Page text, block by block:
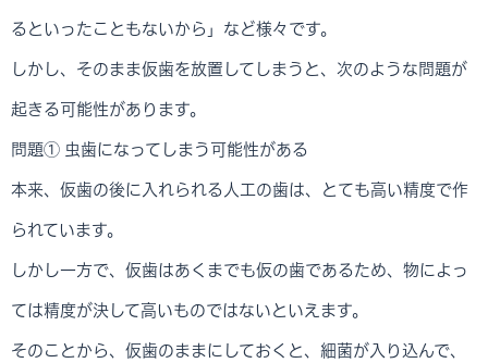
るといったこともないから」など様々です。
しかし、そのまま仮歯を放置してしまうと、次のような問題が
起きる可能性があります。
問題① 虫歯になってしまう可能性がある
本来、仮歯の後に入れられる人工の歯は、とても高い精度で作
られています。
しかし一方で、仮歯はあくまでも仮の歯であるため、物によっ
ては精度が決して高いものではないといえます。
そのことから、仮歯のままにしておくと、細菌が入り込んで、